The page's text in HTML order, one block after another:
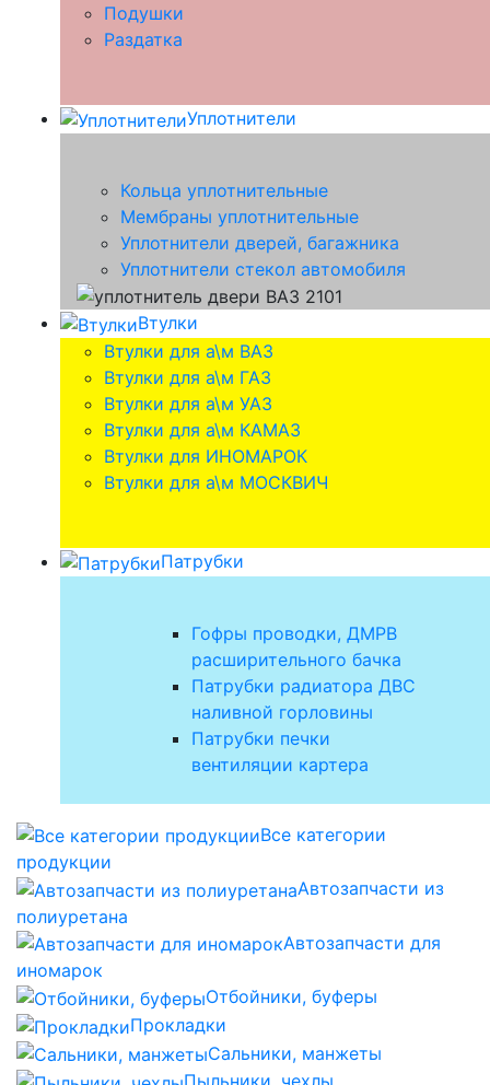
Подушки
Раздатка
Уплотнители
Кольца уплотнительные
Мембраны уплотнительные
Уплотнители дверей, багажника
Уплотнители стекол автомобиля
Втулки
Втулки для а\м ВАЗ
Втулки для а\м ГАЗ
Втулки для а\м УАЗ
Втулки для а\м КАМАЗ
Втулки для ИНОМАРОК
Втулки для а\м МОСКВИЧ
Патрубки
Гофры проводки, ДМРВ
расширительного бачка
Патрубки радиатора ДВС
наливной горловины
Патрубки печки
вентиляции картера
Все категории
продукции
Автозапчасти из
полиуретана
Автозапчасти для
иномарок
Отбойники, буферы
Прокладки
Сальники, манжеты